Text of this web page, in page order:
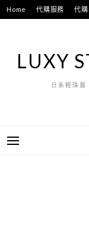
跳
至
Home 代購服務 代
LUXY
日系輕珠